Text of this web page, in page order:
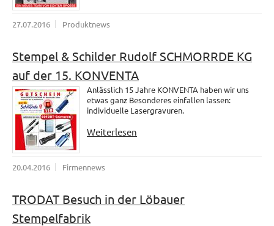
27.07.2016 Produktnews
Stempel & Schilder Rudolf SCHMORRDE KG
auf der 15. KONVENTA
Anlässlich 15 Jahre KONVENTA haben wir uns
etwas ganz Besonderes einfallen lassen:
individuelle Lasergravuren.
Weiterlesen
20.04.2016 Firmennews
TRODAT Besuch in der Löbauer
Stempelfabrik